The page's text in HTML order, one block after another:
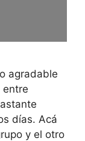
agradable
entre
días. Acá
y el otro